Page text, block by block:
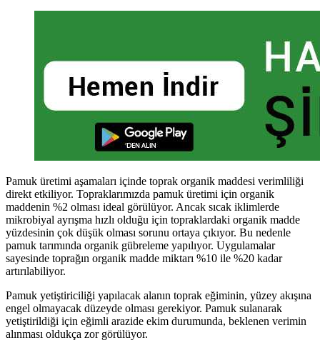
Pamuk üretimi aşamaları içinde toprak organik maddesi verimliliği
direkt etkiliyor. Topraklarımızda pamuk üretimi için organik
maddenin %2 olması ideal görülüyor. Ancak sıcak iklimlerde
mikrobiyal ayrışma hızlı olduğu için topraklardaki organik madde
yüzdesinin çok düşük olması sorunu ortaya çıkıyor. Bu nedenle
pamuk tarımında organik gübreleme yapılıyor. Uygulamalar
sayesinde toprağın organik madde miktarı %10 ile %20 kadar
artırılabiliyor.
Pamuk yetiştiriciliği yapılacak alanın toprak eğiminin, yüzey akışına
engel olmayacak düzeyde olması gerekiyor. Pamuk sulanarak
yetiştirildiği için eğimli arazide ekim durumunda, beklenen verimin
alınması oldukça zor görülüyor.